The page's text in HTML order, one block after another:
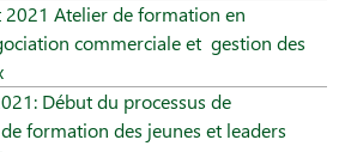
Atelier de formation en
commerciale et gestion des
Début du processus de
formation des jeunes et leaders